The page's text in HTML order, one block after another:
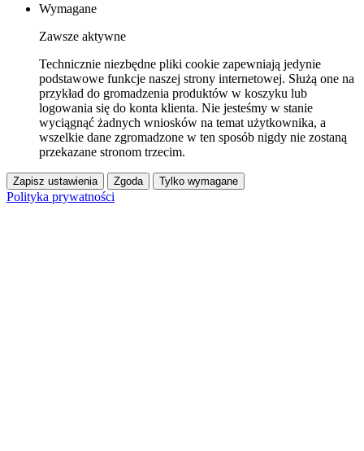
Wymagane
Zawsze aktywne
Technicznie niezbędne pliki cookie zapewniają jedynie
podstawowe funkcje naszej strony internetowej. Służą one na
przykład do gromadzenia produktów w koszyku lub
logowania się do konta klienta. Nie jesteśmy w stanie
wyciągnąć żadnych wniosków na temat użytkownika, a
wszelkie dane zgromadzone w ten sposób nigdy nie zostaną
przekazane stronom trzecim.
Zapisz ustawienia Zgoda Tylko wymagane
Polityka prywatności